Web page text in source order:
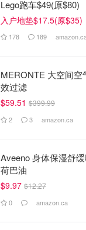
Lego跑车$49(原$80)
入户地垫$17.5(原$35)
178 189
MERONTE 大空间空
效过滤
$59.51 $399.99
2 3 amazon.ca
Aveeno 身体保湿舒
荷巴油
$9.97 $12.27
0 amazon.ca